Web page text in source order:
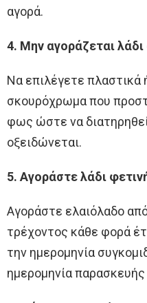
αγορά.
4. Μην αγοράζεται
Να επιλέγετε πλαστικά
σκουρόχρωμα που
φως ώστε να
οξειδώνεται.
5. Αγοράστε λάδι
Αγοράστε ελαιόλαδο
τρέχοντος κάθε φορά
την ημερομηνία
ημερομηνία